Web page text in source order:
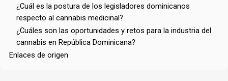
¿Cuál es la postura de los legisladores dominicanos
respecto al cannabis medicinal?
¿Cuáles son las oportunidades y retos para la industria del
cannabis en República Dominicana?
Enlaces de origen